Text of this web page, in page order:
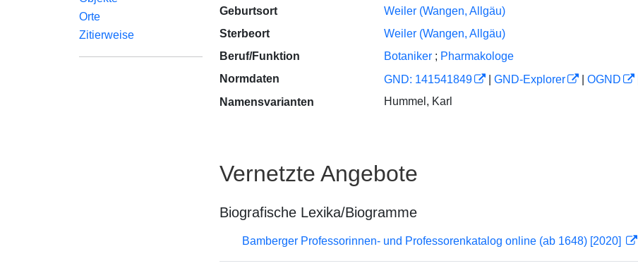
Orte
Zitierweise
Geburtsort
Weiler (Wangen, Allgäu)
Sterbeort
Weiler (Wangen, Allgäu)
Beruf/Funktion
Botaniker ; Pharmakologe
Normdaten
GND: 141541849 GND-Explorer OGND
Namensvarianten
Hummel, Karl
Vernetzte Angebote
Biografische Lexika/Biogramme
Bamberger Professorinnen- und Professorenkatalog online (ab 1648) [2020]